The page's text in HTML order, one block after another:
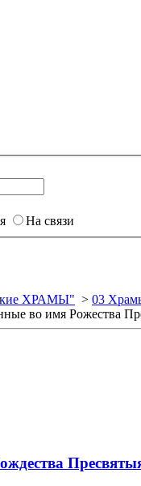
На связи
ХРАМЫ" > 03
во имя Рожества